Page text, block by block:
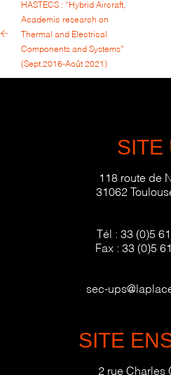
HASTECS : “Hybrid Aircraft,
Academic research on
Thermal and Electrical
Components and Systems”
(Sept.2016-Août 2021)
SITE
118 route de
31062
Tél : 33 (0)5
Fax : 33 (0)5
sec-
SITE
2 rue Charles